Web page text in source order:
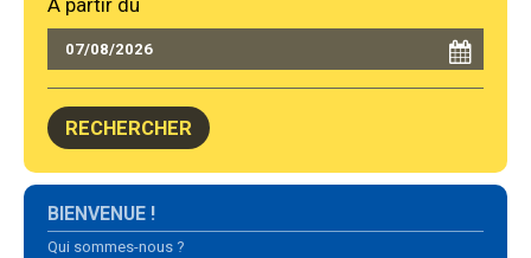
A partir du
Navigation
BIENVENUE !
Qui sommes-nous ?